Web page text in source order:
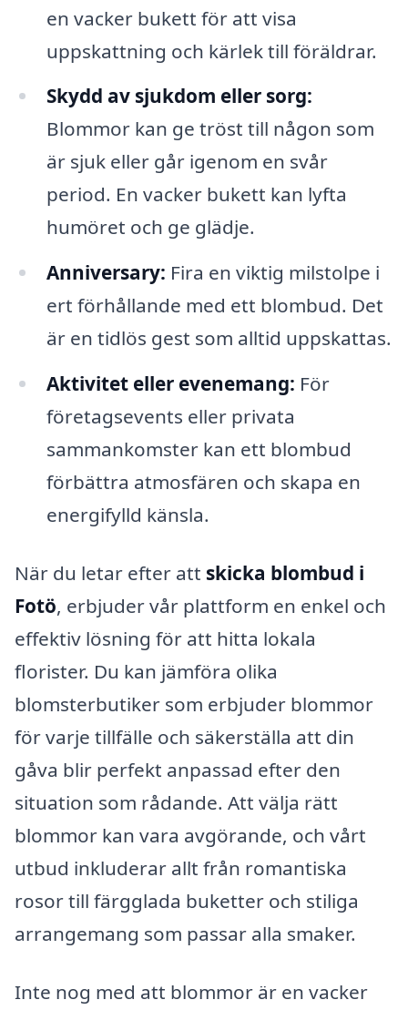
en vacker bukett för att visa
uppskattning och kärlek till föräldrar.
Skydd av sjukdom eller sorg:
Blommor kan ge tröst till någon som
är sjuk eller går igenom en svår
period. En vacker bukett kan lyfta
humöret och ge glädje.
Anniversary: Fira en viktig milstolpe i
ert förhållande med ett blombud. Det
är en tidlös gest som alltid uppskattas.
Aktivitet eller evenemang: För
företagsevents eller privata
sammankomster kan ett blombud
förbättra atmosfären och skapa en
energifylld känsla.
När du letar efter att skicka blombud i
Fotö, erbjuder vår plattform en enkel och
effektiv lösning för att hitta lokala
florister. Du kan jämföra olika
blomsterbutiker som erbjuder blommor
för varje tillfälle och säkerställa att din
gåva blir perfekt anpassad efter den
situation som rådande. Att välja rätt
blommor kan vara avgörande, och vårt
utbud inkluderar allt från romantiska
rosor till färgglada buketter och stiliga
arrangemang som passar alla smaker.
Inte nog med att blommor är en vacker